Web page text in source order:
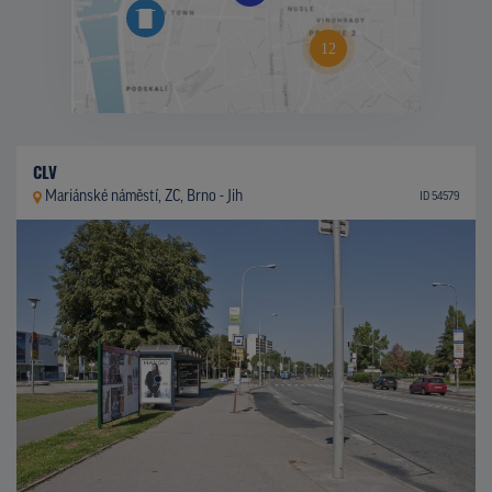
CLV
Mariánské náměstí, ZC, Brno - Jih ID 54579